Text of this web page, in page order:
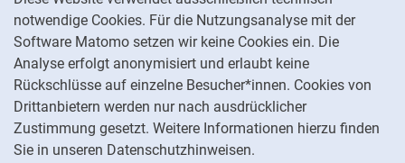
notwendige Cookies. Für die Nutzungsanalyse mit der
Software Matomo setzen wir keine Cookies ein. Die
Analyse erfolgt anonymisiert und erlaubt keine
Rückschlüsse auf einzelne Besucher*innen. Cookies von
Drittanbietern werden nur nach ausdrücklicher
Zustimmung gesetzt. Weitere Informationen hierzu finden
Sie in unseren Datenschutzhinweisen.
Panopto
Datenschutz
Barrierefreiheit
Transparenter KI-Einsatz